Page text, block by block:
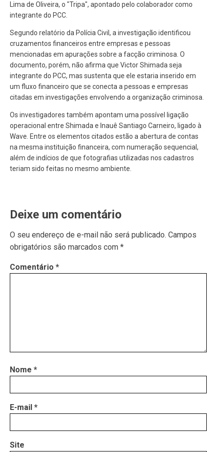
Lima de Oliveira, o "Tripa", apontado pelo colaborador como
integrante do PCC.
Segundo relatório da Polícia Civil, a investigação identificou
cruzamentos financeiros entre empresas e pessoas
mencionadas em apurações sobre a facção criminosa. O
documento, porém, não afirma que Victor Shimada seja
integrante do PCC, mas sustenta que ele estaria inserido em
um fluxo financeiro que se conecta a pessoas e empresas
citadas em investigações envolvendo a organização criminosa.
Os investigadores também apontam uma possível ligação
operacional entre Shimada e Inauê Santiago Carneiro, ligado à
Wave. Entre os elementos citados estão a abertura de contas
na mesma instituição financeira, com numeração sequencial,
além de indícios de que fotografias utilizadas nos cadastros
teriam sido feitas no mesmo ambiente.
Deixe um comentário
O seu endereço de e-mail não será publicado. Campos
obrigatórios são marcados com *
Comentário *
Nome *
E-mail *
Site